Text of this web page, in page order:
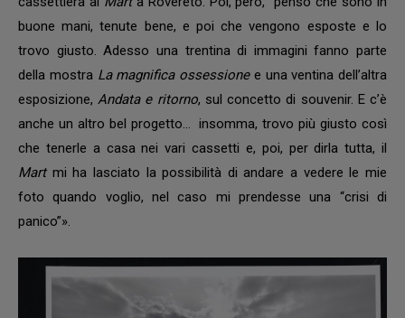
buone mani, tenute bene, e poi che vengono esposte e lo
trovo giusto. Adesso una trentina di immagini fanno parte
della mostra La magnifica ossessionee una ventina dell’altra
esposizione,Andata e ritorno, sul concetto di souvenir. E c’è
anche un altro bel progetto… insomma, trovo più giusto così
che tenerle a casa nei vari cassetti e, poi, per dirla tutta, il
Martmi ha lasciato la possibilità di andare a vedere le mie
foto quando voglio, nel caso mi prendesse una “crisi di
panico”».